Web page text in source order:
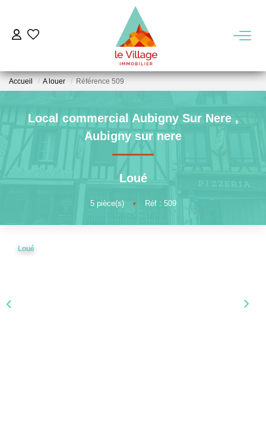
VENTE
GESTION
Accueil A louer Référence 509
Local commercial Aubigny Sur Nere ,
Aubigny sur nere
Loué
5pièce(s) • Réf : 509
Loué